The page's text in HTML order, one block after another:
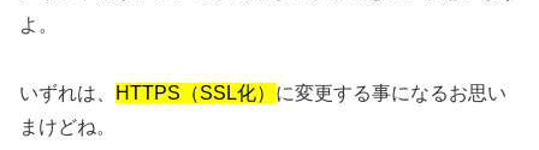
よ。
いずれは、 HTTPS（SSL化） に変更する事になるお思い
まけどね。